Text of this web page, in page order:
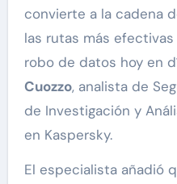
convierte a la cadena
las rutas más
robo de datos hoy en
Cuozzo, analista de
de Investigación y
en Kaspersky.
El especialista añadió